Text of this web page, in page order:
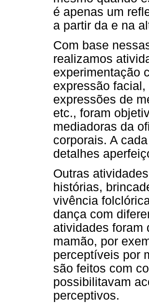
é apenas um
a partir da e na
Com base
realizamos
experimentação
expressão
expressões de
etc., foram
mediadoras da
corporais. A
detalhes
Outras
histórias,
vivência
dança com
atividades foram
mamão, por
perceptíveis por
são feitos com
possibilitavam
perceptivos.